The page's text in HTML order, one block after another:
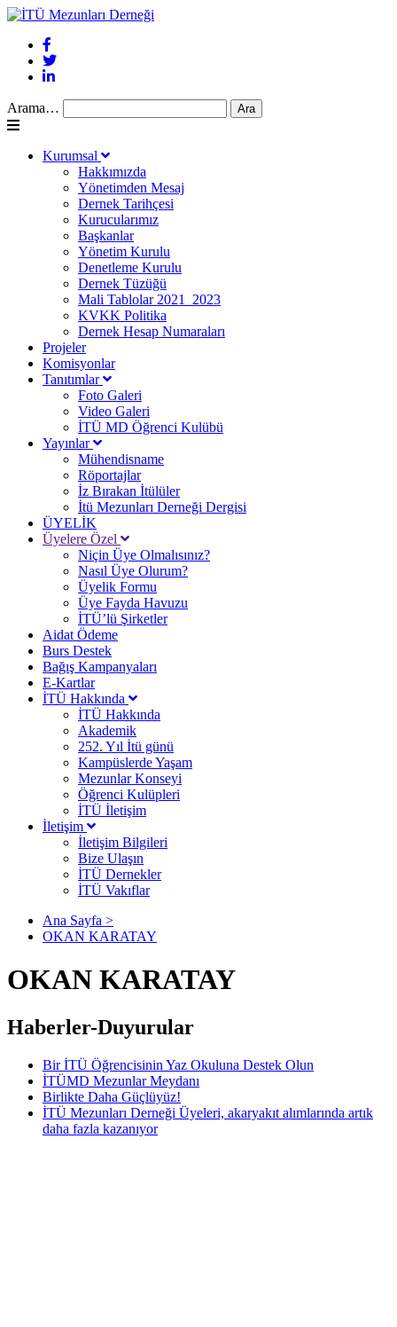
Arama…
Kurumsal
Hakkımızda
Yönetimden Mesaj
Dernek Tarihçesi
Kurucularımız
Başkanlar
Yönetim Kurulu
Denetleme Kurulu
Dernek Tüzüğü
Mali Tablolar 2021_2023
KVKK Politika
Dernek Hesap Numaraları
Projeler
Komisyonlar
Tanıtımlar
Foto Galeri
Video Galeri
İTÜ MD Öğrenci Kulübü
Yayınlar
Mühendisname
Röportajlar
İz Bırakan İtülüler
İtü Mezunları Derneği Dergisi
ÜYELİK
Üyelere Özel
Niçin Üye Olmalısınız?
Nasıl Üye Olurum?
Üyelik Formu
Üye Fayda Havuzu
İTÜ’lü Şirketler
Aidat Ödeme
Burs Destek
Bağış Kampanyaları
E-Kartlar
İTÜ Hakkında
İTÜ Hakkında
Akademik
252. Yıl İtü günü
Kampüslerde Yaşam
Mezunlar Konseyi
Öğrenci Kulüpleri
İTÜ İletişim
İletişim
İletişim Bilgileri
Bize Ulaşın
İTÜ Dernekler
İTÜ Vakıflar
Ana Sayfa >
OKAN KARATAY
OKAN KARATAY
Haberler-Duyurular
Bir İTÜ Öğrencisinin Yaz Okuluna Destek Olun
İTÜMD Mezunlar Meydanı
Birlikte Daha Güçlüyüz!
İTÜ Mezunları Derneği Üyeleri, akaryakıt alımlarında artık
daha fazla kazanıyor